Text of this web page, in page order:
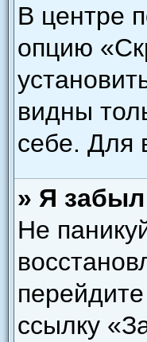
В центре
опцию
видны
себе. Для
» Я
Не
ссылку